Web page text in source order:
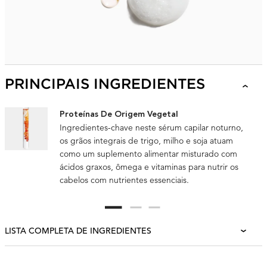
PRINCIPAIS INGREDIENTES
Proteínas De Origem Vegetal
Ingredientes-chave neste sérum capilar noturno,
os grãos integrais de trigo, milho e soja atuam
como um suplemento alimentar misturado com
ácidos graxos, ômega e vitaminas para nutrir os
cabelos com nutrientes essenciais.
LISTA COMPLETA DE INGREDIENTES